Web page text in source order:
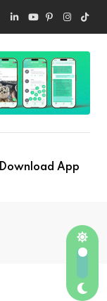
Download App